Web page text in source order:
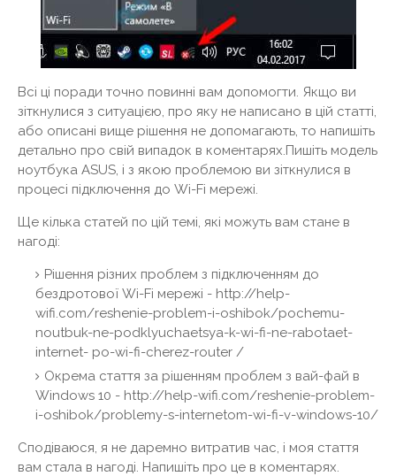
Всі ці поради точно повинні вам допомогти. Якщо ви
зіткнулися з ситуацією, про яку не написано в цій статті,
або описані вище рішення не допомагають, то напишіть
детально про свій випадок в коментарях.Пишіть модель
ноутбука ASUS, і з якою проблемою ви зіткнулися в
процесі підключення до Wi-Fi мережі.
Ще кілька статей по цій темі, які можуть вам стане в
нагоді:
Рішення різних проблем з підключенням до
бездротової Wi-Fi мережі - http://help-
wifi.com/reshenie-problem-i-oshibok/pochemu-
noutbuk-ne-podklyuchaetsya-k-wi-fi-ne-rabotaet-
internet- po-wi-fi-cherez-router /
Окрема стаття за рішенням проблем з вай-фай в
Windows 10 - http://help-wifi.com/reshenie-problem-
i-oshibok/problemy-s-internetom-wi-fi-v-windows-10/
Сподіваюся, я не даремно витратив час, і моя стаття
вам стала в нагоді. Напишіть про це в коментарях.